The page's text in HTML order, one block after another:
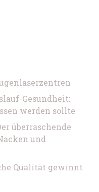
Gesundheit:
werden sollte
überraschende
und
Qualität gewinnt